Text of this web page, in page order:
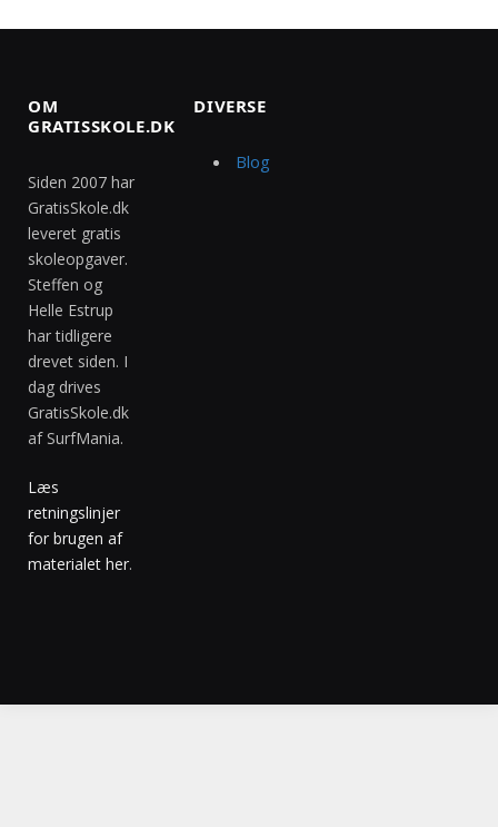
OM
GRATISSKOLE.DK
Siden 2007 har
GratisSkole.dk
leveret gratis
skoleopgaver.
Steffen og
Helle Estrup
har tidligere
drevet siden. I
dag drives
GratisSkole.dk
af SurfMania.
Læs
retningslinjer
for brugen af
materialet her.
DIVERSE
Blog